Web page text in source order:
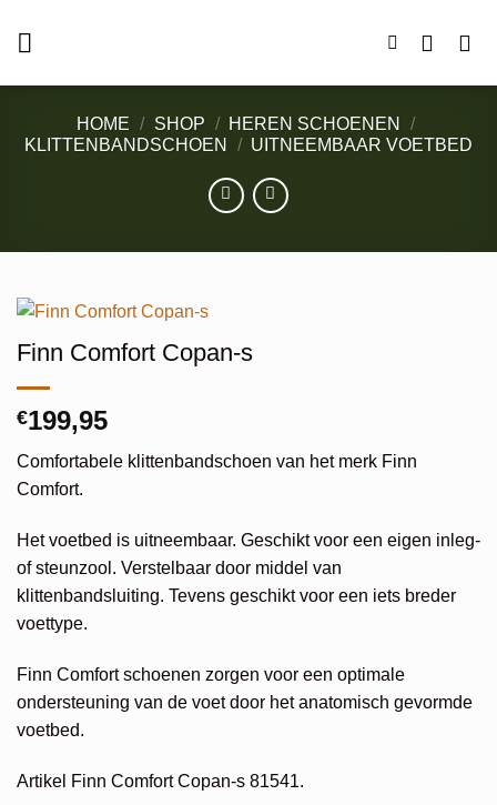
naar
HOME / SHOP / HEREN SCHOENEN
/
KLITTENBANDSCHOEN
/ UITNEEMBAAR VOETBED
Finn Comfort Copan-s
€199,95
Comfortabele klittenbandschoen van het merk Finn
Comfort.
Het voetbed is uitneembaar. Geschikt voor een eigen inleg-
of steunzool. Verstelbaar door middel van
klittenbandsluiting. Tevens geschikt voor een iets breder
voettype.
Finn Comfort schoenen zorgen voor een optimale
ondersteuning van de voet door het anatomisch gevormde
voetbed.
Artikel Finn Comfort Copan-s 81541.